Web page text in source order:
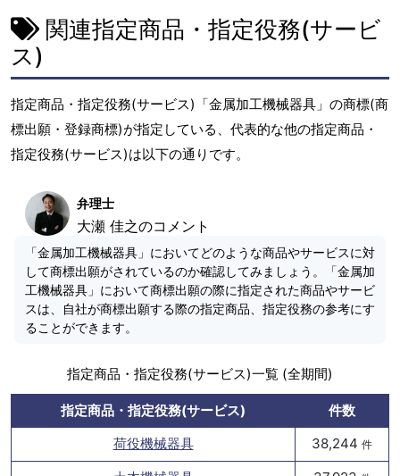
関連指定商品・指定役務(サービ
ス)
指定商品・指定役務(サービス)「金属加工機械器具」の商標(商
標出願・登録商標)が指定している、代表的な他の指定商品・
指定役務(サービス)は以下の通りです。
弁理士
大瀬 佳之のコメント
「金属加工機械器具」においてどのような商品やサービスに対
して商標出願がされているのか確認してみましょう。「金属加
工機械器具」において商標出願の際に指定された商品やサービ
スは、自社が商標出願する際の指定商品、指定役務の参考にす
ることができます。
指定商品・指定役務(サービス)一覧 (全期間)
指定商品・指定役務(サービス)
件数
荷役機械器具
38,244 件